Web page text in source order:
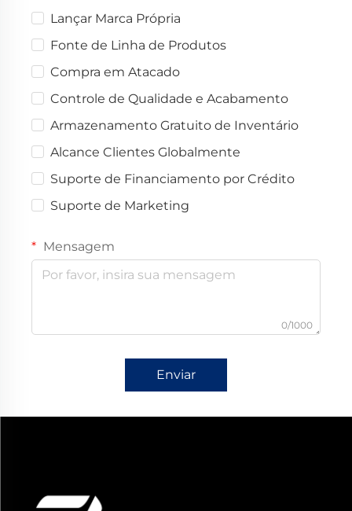
Lançar Marca Própria
Fonte de Linha de Produtos
Compra em Atacado
Controle de Qualidade e Acabamento
Armazenamento Gratuito de Inventário
Alcance Clientes Globalmente
Suporte de Financiamento por Crédito
Suporte de Marketing
Mensagem
0/1000
Enviar